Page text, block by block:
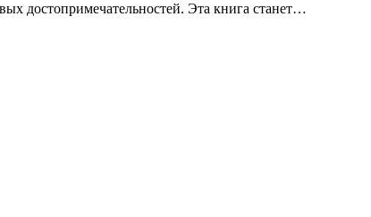
достопримечательностей. Эта книга станет